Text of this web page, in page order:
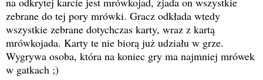
zebrane do tej pory mrówki. Gracz odkłada wtedy
wszystkie zebrane dotychczas karty, wraz z kartą
mrówkojada. Karty te nie biorą już udziału w grze.
Wygrywa osoba, która na koniec gry ma najmniej mrówek
w gatkach ;)